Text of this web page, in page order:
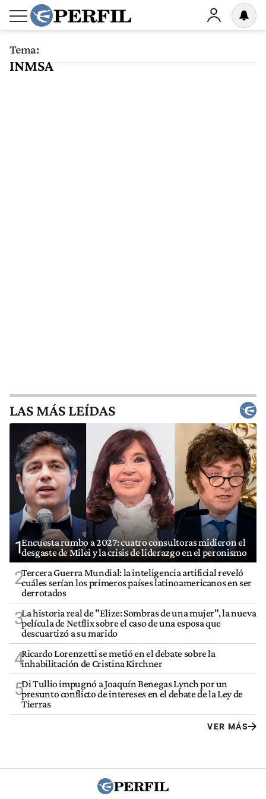
Tema:
INMSA
LAS MÁS LEÍDAS
1Encuesta rumbo a 2027: cuatro consultoras midieron el
desgaste de Milei y la crisis de liderazgo en el peronismo
2Tercera Guerra Mundial: la inteligencia artificial reveló
cuáles serían los primeros países latinoamericanos en ser
derrotados
3La historia real de "Elize: Sombras de una mujer", la nueva
película de Netflix sobre el caso de una esposa que
descuartizó a su marido
4Ricardo Lorenzetti se metió en el debate sobre la
inhabilitación de Cristina Kirchner
5Di Tullio impugnó a Joaquín Benegas Lynch por un
presunto conflicto de intereses en el debate de la Ley de
Tierras
VER MÁS